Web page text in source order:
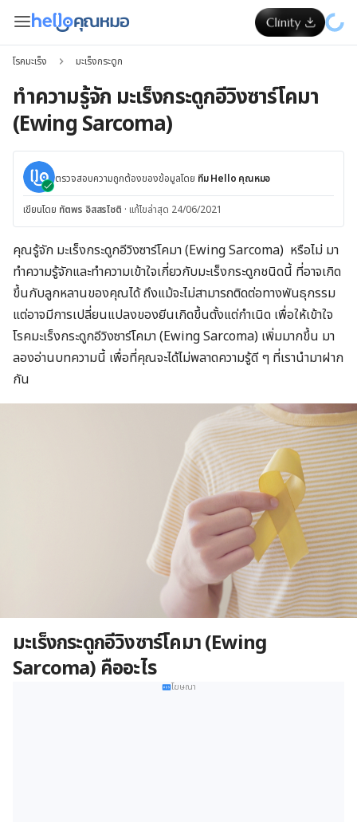
โรคมะเร็ง มะเร็งกระดูก
ทำความรู้จัก มะเร็งกระดูกอีวิงซาร์โคมา
(Ewing Sarcoma)
ตรวจสอบความถูกต้องของข้อมูลโดย ทีม Hello คุณหมอ
เขียนโดย ทัตพร อิสสรโชติ · แก้ไขล่าสุด 24/06/2021
คุณรู้จัก มะเร็งกระดูกอีวิงซาร์โคมา (Ewing Sarcoma) หรือไม่ มา
ทำความรู้จักและทำความเข้าใจเกี่ยวกับมะเร็งกระดูกชนิดนี้ ที่อาจเกิด
ขึ้นกับลูกหลานของคุณได้ ถึงแม้จะไม่สามารถติดต่อทางพันธุกรรม
แต่อาจมีการเปลี่ยนแปลงของยีนเกิดขึ้นตั้งแต่กำเนิด เพื่อให้เข้าใจ
โรคมะเร็งกระดูกอีวิงซาร์โคมา (Ewing Sarcoma) เพิ่มมากขึ้น มา
ลองอ่านบทความนี้ เพื่อที่คุณจะได้ไม่พลาดความรู้ดี ๆ ที่เรานำมาฝาก
กัน
มะเร็งกระดูกอีวิงซาร์โคมา(Ewing
Sarcoma) คืออะไร
โฆษณา